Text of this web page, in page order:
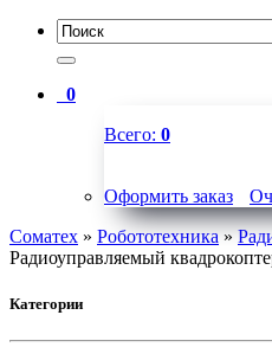
0
Всего: 0
Оформить заказ
Соматех » Робототехника»
Радиоуправляемый
Категории